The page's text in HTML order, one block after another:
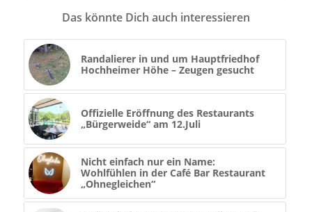
Das könnte Dich auch interessieren
Randalierer in und um Hauptfriedhof
Hochheimer Höhe – Zeugen gesucht
Offizielle Eröffnung des Restaurants
„Bürgerweide“ am 12.Juli
Nicht einfach nur ein Name:
Wohlfühlen in der Café Bar Restaurant
„Ohnegleichen“